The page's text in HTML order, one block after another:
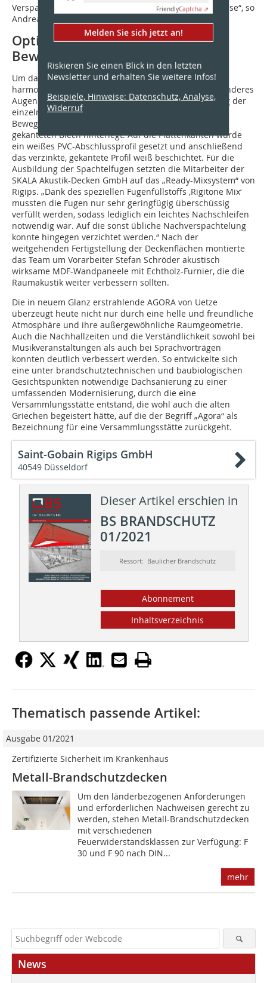
Verspachtelung mit Rigips „ProMix“-Fertigspachtelmasse“, so
Andreas Lensch.
Optisch ansprechende
Bewegungsfugen
Um das Gesamterscheinungsbild der Decke möglichst
harmonisch zu gestalten, legte das Ausbauteam besonderes
Augenmerk auf den optisch ansprechenden Übergang der
einzelnen Deckenflächen. Die vorgesehenen
Bewegungsfugen wurden hierfür mit einem selbst
gekanteten Blech hinterlegt. Auf die Plattenkanten wurde
ein weißes PVC-Abschlussprofil gesetzt und anschließend
das verzinkte, gekantete Profil weiß beschichtet. Für die
Ausbildung der Spachtelfugen setzten die Mitarbeiter der
SKALA Akustik-Decken GmbH auf das „Ready-Mixsystem“ von
Rigips. „Dank des speziellen Fugenfüllstoffs ‚Rigitone Mix‘
mussten die Fugen nur sehr geringfügig überschüssig
verfüllt werden, sodass lediglich ein leichtes Nachschleifen
notwendig war. Auf die sonst übliche Nachverspachtelung
konnte hingegen verzichtet werden.“ Nach der
weitgehenden Fertigstellung der Deckenflächen montierte
das Team um Vorarbeiter Stefan Schröder akustisch
wirksame MDF-Wandpaneele mit Echt­holz-Furnier, die die
Raumakustik weiter verbessern sollten.
Die in neuem Glanz erstrahlende ­AGORA von Uetze
überzeugt heute nicht nur durch eine helle und freundliche
Atmosphäre und ihre außergewöhnliche Raumgeometrie.
Auch die Nachhallzeiten und die Verständlichkeit sowohl bei
Musikveranstaltungen als auch bei Sprachvorträgen
konnten deutlich verbessert werden. So entwickelte sich
eine unter brandschutztechnischen und baubiologischen
Gesichtspunkten notwendige Dachsanierung zu einer
umfassenden Modernisierung, durch die eine
Versammlungsstätte entstand, die wohl auch die alten
Griechen begeistert hätte, auf die der Begriff „Agora“ als
Bezeichnung für eine Versammlungsstätte zurückgeht.
Saint-Gobain Rigips GmbH
40549 Düsseldorf
Dieser Artikel erschien in
BS BRANDSCHUTZ
01/2021
Ressort: Baulicher Brandschutz
Abonnement
Inhaltsverzeichnis
FriendlyCaptcha ⇗
Melden Sie sich jetzt an!
Riskieren Sie einen Blick in den letzten
Newsletter und erhalten Sie weitere Infos!
Beispiele, Hinweise: Datenschutz, Analyse,
Widerruf
Thematisch passende Artikel:
Ausgabe 01/2021
Zertifizierte Sicherheit im Krankenhaus
Metall-Brandschutzdecken
Um den länderbezogenen Anforderungen
und erforderlichen Nachweisen gerecht zu
werden, stehen Metall-Brandschutzdecken
mit verschiedenen
Feuerwiderstandsklassen zur Verfügung: F
30 und F 90 nach DIN...
mehr
News